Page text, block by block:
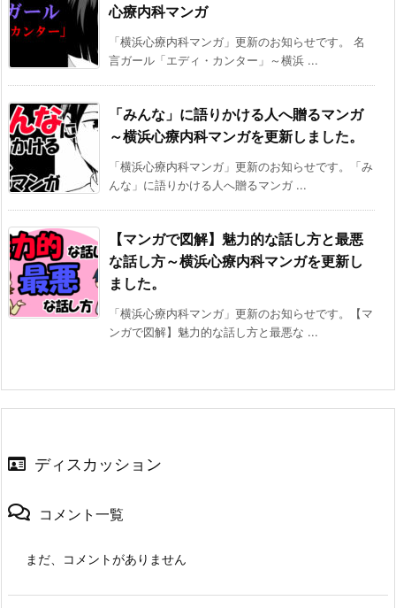
心療内科マンガ
「横浜心療内科マンガ」更新のお知らせです。 名
言ガール「エディ・カンター」～横浜 ...
「みんな」に語りかける人へ贈るマンガ
～横浜心療内科マンガを更新しました。
「横浜心療内科マンガ」更新のお知らせです。「み
んな」に語りかける人へ贈るマンガ ...
【マンガで図解】魅力的な話し方と最悪
な話し方～横浜心療内科マンガを更新し
ました。
「横浜心療内科マンガ」更新のお知らせです。【マ
ンガで図解】魅力的な話し方と最悪な ...
ディスカッション
コメント一覧
まだ、コメントがありません